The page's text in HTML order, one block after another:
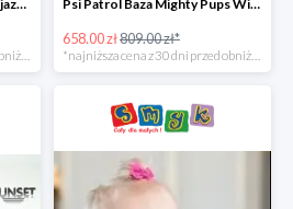
Psi Patrol Radiowóz 5w1 pojazd ratunkowy z figurką Chase'a -37% Psi Patrol Baza Mighty Pups Wieża obserwacyjna+pojazd z figurką -19%
658.00 zł809.00 zł*